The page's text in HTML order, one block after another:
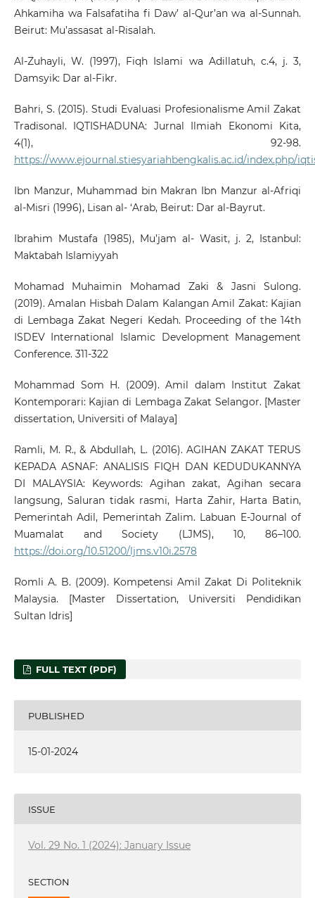
Ahkamiha wa Falsafatiha fi Daw’ al-Qur’an wa al-Sunnah.
Beirut: Mu’assasat al-Risalah.
Al-Zuhayli, W. (1997), Fiqh Islami wa Adillatuh, c.4, j. 3,
Damsyik: Dar al-Fikr.
Bahri, S. (2015). Studi Evaluasi Profesionalisme Amil Zakat
Tradisonal. IQTISHADUNA: Jurnal Ilmiah Ekonomi Kita,
4(1), 92-98.
https://www.ejournal.stiesyariahbengkalis.ac.id/index.php/
Ibn Manzur, Muhammad bin Makran Ibn Manzur al-Afriqi
al-Misri (1996), Lisan al- ‘Arab, Beirut: Dar al-Bayrut.
Ibrahim Mustafa (1985), Mu’jam al- Wasit, j. 2, Istanbul:
Maktabah Islamiyyah
Mohamad Muhaimin Mohamad Zaki & Jasni Sulong.
(2019). Amalan Hisbah Dalam Kalangan Amil Zakat: Kajian
di Lembaga Zakat Negeri Kedah. Proceeding of the 14th
ISDEV International Islamic Development Management
Conference. 311-322
Mohammad Som H. (2009). Amil dalam Institut Zakat
Kontemporari: Kajian di Lembaga Zakat Selangor. [Master
dissertation, Universiti of Malaya]
Ramli, M. R., & Abdullah, L. (2016). AGIHAN ZAKAT TERUS
KEPADA ASNAF: ANALISIS FIQH DAN KEDUDUKANNYA
DI MALAYSIA: Keywords: Agihan zakat, Agihan secara
langsung, Saluran tidak rasmi, Harta Zahir, Harta Batin,
Pemerintah Adil, Pemerintah Zalim. Labuan E-Journal of
Muamalat and Society (LJMS), 10, 86–100.
https://doi.org/10.51200/ljms.v10i.2578
Romli A. B. (2009). Kompetensi Amil Zakat Di Politeknik
Malaysia. [Master Dissertation, Universiti Pendidikan
Sultan Idris]
FULL TEXT (PDF)
PUBLISHED
15-01-2024
ISSUE
Vol. 29 No. 1 (2024): January Issue
SECTION